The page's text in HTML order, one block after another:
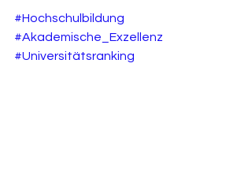
#Hochschulbildung
#Akademische_Exzellenz
#Universitätsranking